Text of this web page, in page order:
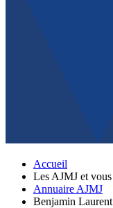
Accueil
Les AJMJ et vous
Annuaire AJMJ
Benjamin Laurent